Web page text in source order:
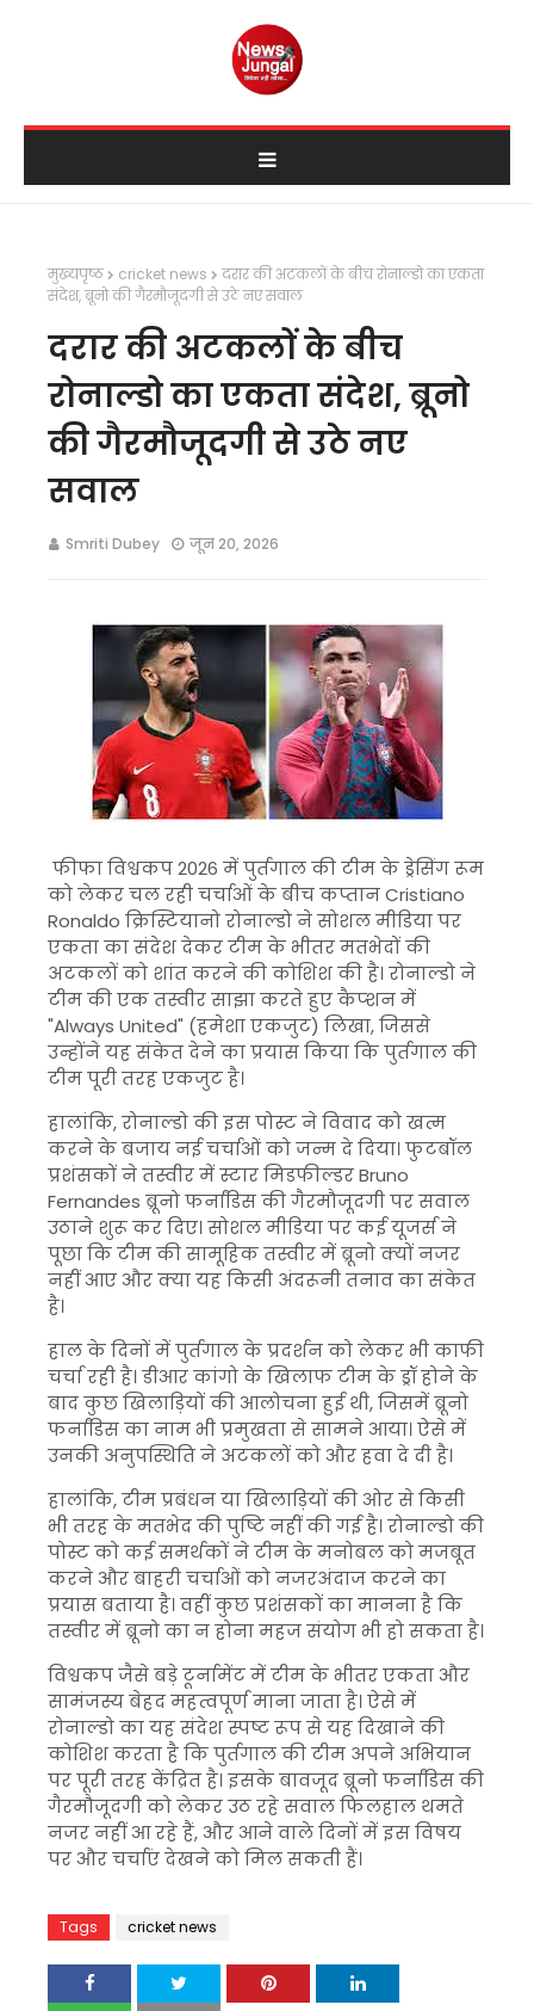
मुख्यपृष्ठ cricket news
दरार की अटकलों के बीच रोनाल्डो का एकता
संदेश, ब्रूनो की गैरमौजूदगी से उठे नए सवाल
दरार की अटकलों के बीच
रोनाल्डो का एकता संदेश, ब्रूनो
की गैरमौजूदगी से उठे नए
सवाल
Smriti Dubey जून 20, 2026
फीफा विश्वकप 2026 में पुर्तगाल की टीम के ड्रेसिंग रूम
को लेकर चल रही चर्चाओं के बीच कप्तानCristiano
Ronaldo क्रिस्टियानो रोनाल्डो ने सोशल मीडिया पर
एकता का संदेश देकर टीम के भीतर मतभेदों की
अटकलों को शांत करने की कोशिश की है। रोनाल्डो ने
टीम की एक तस्वीर साझा करते हुए कैप्शन में
"Always United" (हमेशा एकजुट) लिखा, जिससे
उन्होंने यह संकेत देने का प्रयास किया कि पुर्तगाल की
टीम पूरी तरह एकजुट है।
हालांकि, रोनाल्डो की इस पोस्ट ने विवाद को खत्म
करने के बजाय नई चर्चाओं को जन्म दे दिया। फुटबॉल
प्रशंसकों ने तस्वीर में स्टार मिडफील्डरBruno
Fernandes ब्रूनो फर्नांडिस की गैरमौजूदगी पर सवाल
उठाने शुरू कर दिए। सोशल मीडिया पर कई यूजर्स ने
पूछा कि टीम की सामूहिक तस्वीर में ब्रूनो क्यों नजर
नहीं आए और क्या यह किसी अंदरूनी तनाव का संकेत
है।
हाल के दिनों में पुर्तगाल के प्रदर्शन को लेकर भी काफी
चर्चा रही है। डीआर कांगो के खिलाफ टीम के ड्रॉ होने के
बाद कुछ खिलाड़ियों की आलोचना हुई थी, जिसमें ब्रूनो
फर्नांडिस का नाम भी प्रमुखता से सामने आया। ऐसे में
उनकी अनुपस्थिति ने अटकलों को और हवा दे दी है।
हालांकि, टीम प्रबंधन या खिलाड़ियों की ओर से किसी
भी तरह के मतभेद की पुष्टि नहीं की गई है। रोनाल्डो की
पोस्ट को कई समर्थकों ने टीम के मनोबल को मजबूत
करने और बाहरी चर्चाओं को नजरअंदाज करने का
प्रयास बताया है। वहीं कुछ प्रशंसकों का मानना है कि
तस्वीर में ब्रूनो का न होना महज संयोग भी हो सकता है।
विश्वकप जैसे बड़े टूर्नामेंट में टीम के भीतर एकता और
सामंजस्य बेहद महत्वपूर्ण माना जाता है। ऐसे में
रोनाल्डो का यह संदेश स्पष्ट रूप से यह दिखाने की
कोशिश करता है कि पुर्तगाल की टीम अपने अभियान
पर पूरी तरह केंद्रित है। इसके बावजूद ब्रूनो फर्नांडिस की
गैरमौजूदगी को लेकर उठ रहे सवाल फिलहाल थमते
नजर नहीं आ रहे हैं, और आने वाले दिनों में इस विषय
पर और चर्चाएं देखने को मिल सकती हैं।
Tags cricket news